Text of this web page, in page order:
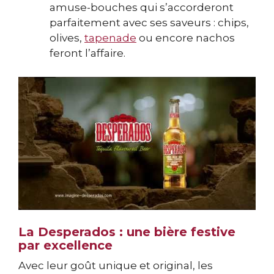
amuse-bouches qui s’accorderont
parfaitement avec ses saveurs : chips,
olives, tapenade ou encore nachos
feront l’affaire.
La Desperados : une bière festive
par excellence
Avec leur goût unique et original, les